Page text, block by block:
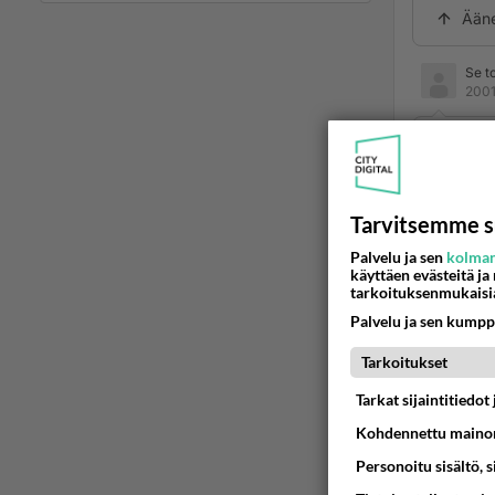
Se
Ota
on
kaksi
Tarvitsemme
Palvelu ja sen
käyttäen evästeitä
Palvelu ja sen
Tarkoitukset
Tarkat sijaintitiedot
Kohdennettu
Personoitu sisältö,